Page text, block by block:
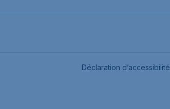
Déclaration d’accessibilité